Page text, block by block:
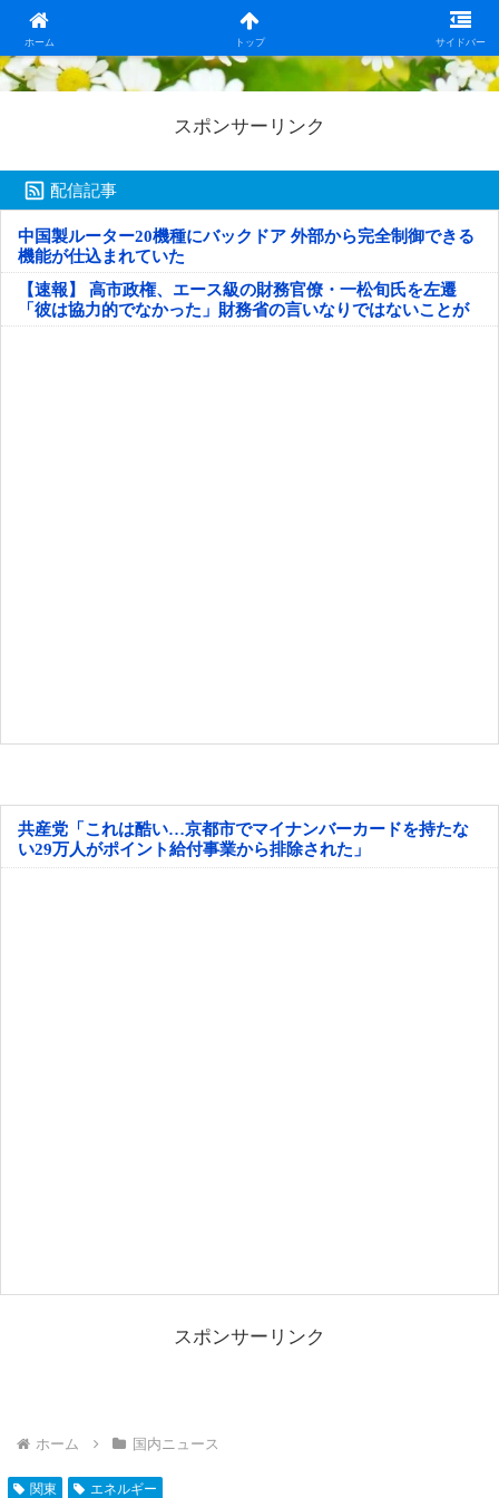
ホーム トップ サイドバー
日本第一！ニュース録
スポンサーリンク
配信記事
中国製ルーター20機種にバックドア 外部から完全制御できる
機能が仕込まれていた
【速報】 高市政権、エース級の財務官僚・一松旬氏を左遷
「彼は協力的でなかった」財務省の言いなりではないことが
判明
共産党「これは酷い…京都市でマイナンバーカードを持たな
い29万人がポイント給付事業から排除された」
スポンサーリンク
ホーム 国内ニュース
関東 エネルギー